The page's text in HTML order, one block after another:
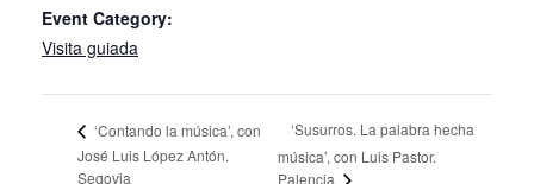
Visita guiada
‘Contando la música’, con
José Luis López Antón.
Segovia
‘Susurros. La palabra hecha
música’, con Luis Pastor.